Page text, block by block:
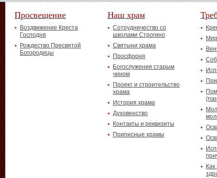
Просвещение
Воздвижение Креста
Господня
Рождество Пресвятой
Богородицы
Наш храм
Сотрудничество со
школами Строгино
Святыни храма
Просфорня
Богослужения старым
чином
Проект и строительство
храма
История храма
Духовенство
Контакты и реквизиты
Приписные храмы